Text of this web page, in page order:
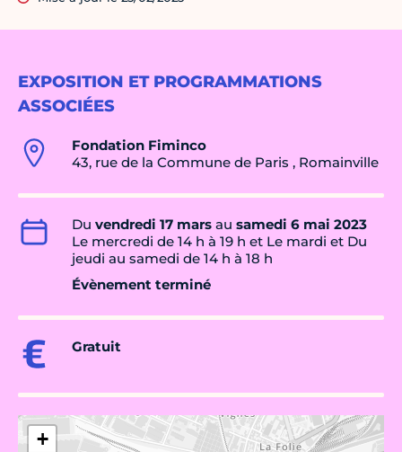
EXPOSITION ET PROGRAMMATIONS
ASSOCIÉES
Fondation Fiminco
43, rue de la Commune de Paris , Romainville
Du vendredi 17 mars au samedi 6 mai 2023
Le mercredi de 14 h à 19 h et Le mardi et Du
jeudi au samedi de 14 h à 18 h
Évènement terminé
Gratuit
+